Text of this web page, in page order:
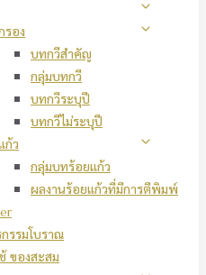
รอง
บทกวีสำคัญ
กลุ่มบทกวี
บทกวีระบุปี
บทกวีไม่ระบุปี
ก้ว
กลุ่มบทร้อยแก้ว
ผลงานร้อยแก้วที่มีการตีพิมพ์
รรมโบราณ
ของสะสม